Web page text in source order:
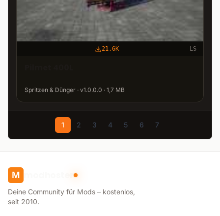
21.6K LS
Spritzen & Dünger · v1.0.0.0 · 1,7 MB
1 2 3 4 5 6 7
M modhoster
Deine Community für Mods – kostenlos,
seit 2010.